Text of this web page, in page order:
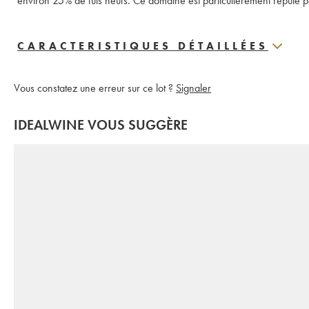
CARACTERISTIQUES DÉTAILLÉES
Vous constatez une erreur sur ce lot ? Signaler
IDEALWINE VOUS SUGGÈRE